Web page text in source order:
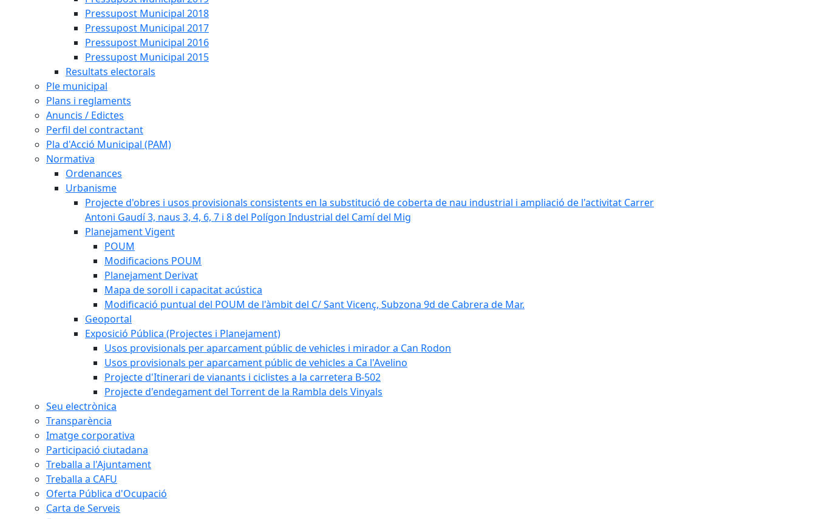
Pressupost Municipal 2018
Pressupost Municipal 2017
Pressupost Municipal 2016
Pressupost Municipal 2015
Resultats electorals
Ple municipal
Plans i reglaments
Anuncis / Edictes
Perfil del contractant
Pla d'Acció Municipal (PAM)
Normativa
Ordenances
Urbanisme
Projecte d'obres i usos provisionals consistents en la substitució de coberta de nau industrial i ampliació de l'activitat Carrer
Antoni Gaudí 3, naus 3, 4, 6, 7 i 8 del Polígon Industrial del Camí del Mig
Planejament Vigent
POUM
Modificacions POUM
Planejament Derivat
Mapa de soroll i capacitat acústica
Modificació puntual del POUM de l'àmbit del C/ Sant Vicenç, Subzona 9d de Cabrera de Mar.
Geoportal
Exposició Pública (Projectes i Planejament)
Usos provisionals per aparcament públic de vehicles i mirador a Can Rodon
Usos provisionals per aparcament públic de vehicles a Ca l'Avelino
Projecte d'Itinerari de vianants i ciclistes a la carretera B-502
Projecte d'endegament del Torrent de la Rambla dels Vinyals
Seu electrònica
Transparència
Imatge corporativa
Participació ciutadana
Treballa a l'Ajuntament
Treballa a CAFU
Oferta Pública d'Ocupació
Carta de Serveis